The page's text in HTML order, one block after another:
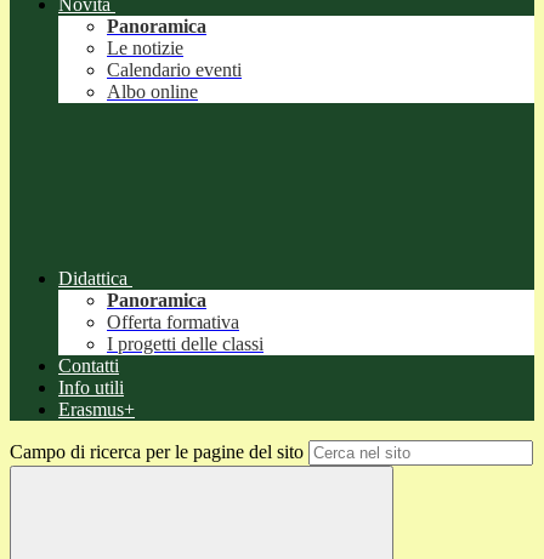
Novità
Panoramica
Le notizie
Calendario eventi
Albo online
Didattica
Panoramica
Offerta formativa
I progetti delle classi
Contatti
Info utili
Erasmus+
Campo di ricerca per le pagine del sito